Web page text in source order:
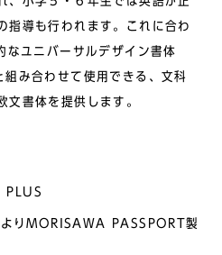
指導も行われます。これに合わ
ユニバーサルデザイン書体
組み合わせて使用できる、文科
文書体を提供します。
りMORISAWA PASSPORT製